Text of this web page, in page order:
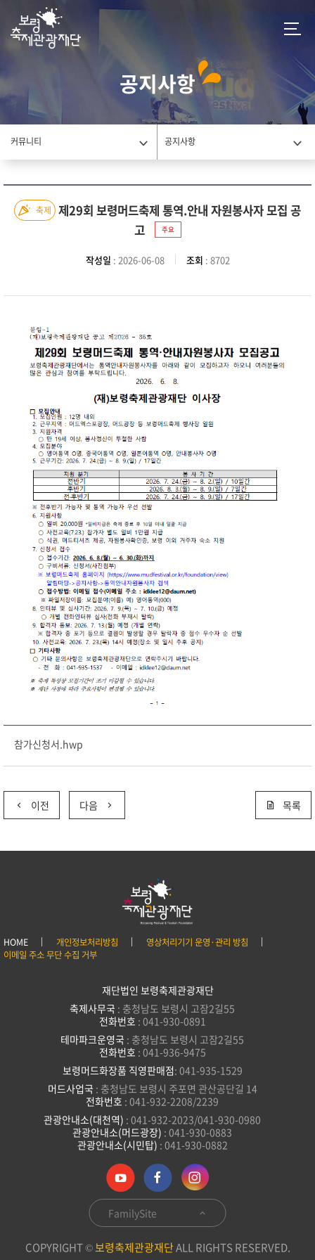
공지사항
커뮤니티 공지사항
축제
제29회 보령머드축제 통역.안내 자원봉사자 모집 공
고
주요
작성일 : 2026-06-08 조회 : 8702
참가신청서.hwp
이전 다음 목록
HOME 개인정보처리방침
영상처리기기 운영·관리 방침
이메일 주소 무단 수집 거부
재단법인 보령축제관광재단
축제사무국 : 충청남도 보령시 고잠2길55
전화번호 : 041-930-0891
테마파크운영국 : 충청남도 보령시 고잠2길55
전화번호 : 041-936-9475
보령머드화장품 직영판매점: 041-935-1529
머드사업국 : 충청남도 보령시 주포면 관산공단길 14
전화번호 : 041-932-2208/2239
관광안내소(대천역) : 041-932-2023/041-930-0980
관광안내소(머드광장) : 041-930-0883
관광안내소(시민탑) : 041-930-0882
FamilySite
COPYRIGHT ©보령축제관광재단ALL RIGHTS RESERVED.